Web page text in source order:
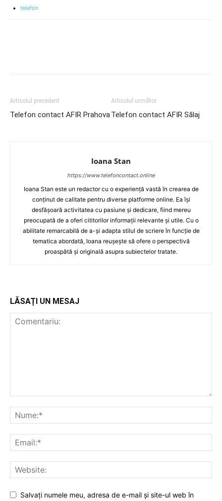
telefon
Articolul precedent
Telefon contact AFIR Prahova
Articolul următor
Telefon contact AFIR Sălaj
Ioana Stan
https://www.telefoncontact.online
Ioana Stan este un redactor cu o experiență vastă în crearea de
conținut de calitate pentru diverse platforme online. Ea își
desfășoară activitatea cu pasiune și dedicare, fiind mereu
preocupată de a oferi cititorilor informații relevante și utile. Cu o
abilitate remarcabilă de a-și adapta stilul de scriere în funcție de
tematica abordată, Ioana reușește să ofere o perspectivă
proaspătă și originală asupra subiectelor tratate.
LĂSAȚI UN MESAJ
Salvați numele meu, adresa de e-mail și site-ul web în